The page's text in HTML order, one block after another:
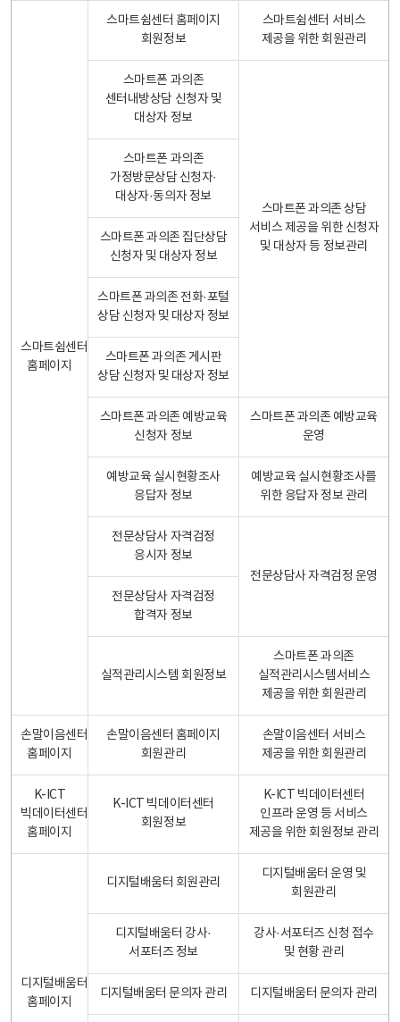
스마트쉼센터
홈페이지
스마트쉼센터 홈페이지
회원정보
스마트쉼센터 서비스
제공을 위한 회원관리
스마트폰 과의존
센터내방상담 신청자 및
대상자 정보
스마트폰 과의존 상담
서비스 제공을 위한 신청자
및 대상자 등 정보관리
스마트폰 과의존
가정방문상담 신청자·
대상자·동의자 정보
스마트폰 과의존 집단상담
신청자 및 대상자 정보
스마트폰 과의존 전화·포털
상담 신청자 및 대상자 정보
스마트폰 과의존 게시판
상담 신청자 및 대상자 정보
스마트폰 과의존 예방교육
신청자 정보
스마트폰 과의존 예방교육
운영
예방교육 실시현황조사
응답자 정보
예방교육 실시현황조사를
위한 응답자 정보 관리
전문상담사 자격검정
응시자 정보
전문상담사 자격검정 운영
전문상담사 자격검정
합격자 정보
실적관리시스템 회원정보
스마트폰 과의존
실적관리시스템서비스
제공을 위한 회원관리
손말이음센터
홈페이지
손말이음센터 홈페이지
회원관리
손말이음센터 서비스
제공을 위한 회원관리
K-ICT
빅데이터센터
홈페이지
K-ICT 빅데이터센터
회원정보
K-ICT 빅데이터센터
인프라 운영 등 서비스
제공을 위한 회원정보 관리
디지털배움터
홈페이지
디지털배움터 회원관리
디지털배움터 운영 및
회원관리
디지털배움터 강사·
서포터즈 정보
강사·서포터즈 신청 접수
및 현황 관리
디지털배움터 문의자 관리 디지털배움터 문의자 관리